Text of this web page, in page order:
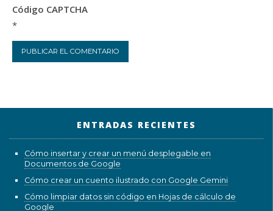
Código CAPTCHA
*
ENTRADAS RECIENTES
Cómo insertar y crear un menú desplegable en
Documentos de Google
Cómo crear un cuento ilustrado con Google Gemini
Cómo limpiar datos sin código en Hojas de cálculo de
Google